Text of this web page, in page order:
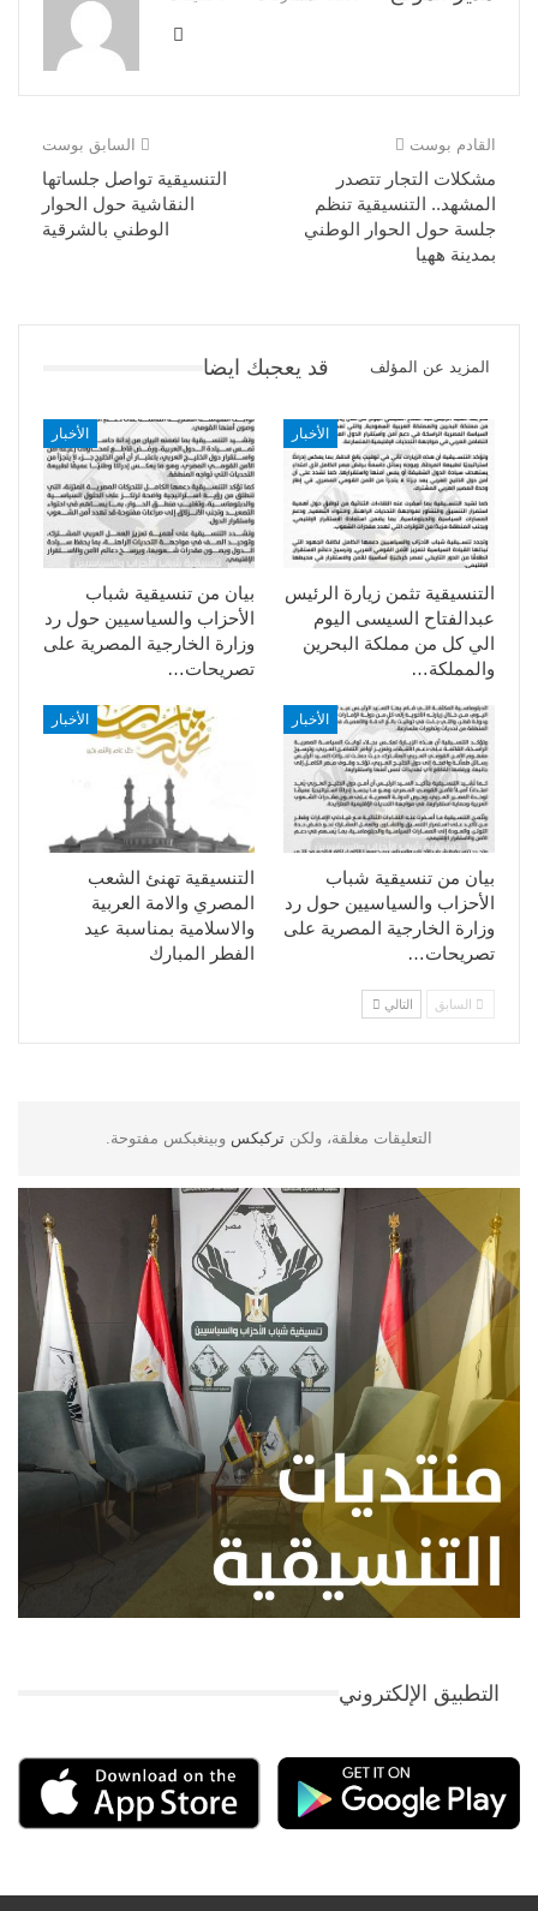
السابق بوست
التنسيقية تواصل جلساتها
النقاشية حول الحوار
الوطني بالشرقية
القادم بوست
مشكلات التجار تتصدر
المشهد.. التنسيقية تنظم
جلسة حول الحوار الوطني
بمدينة ههيا
قد يعجبك ايضا المزيد عن المؤلف
الأخبار
بيان من تنسيقية شباب
الأحزاب والسياسيين حول رد
وزارة الخارجية المصرية على
تصريحات…
الأخبار
التنسيقية تثمن زيارة الرئيس
عبدالفتاح السيسى اليوم
الي كل من مملكة البحرين
والمملكة…
الأخبار
التنسيقية تهنئ الشعب
المصري والامة العربية
والاسلامية بمناسبة عيد
الفطر المبارك
الأخبار
بيان من تنسيقية شباب
الأحزاب والسياسيين حول رد
وزارة الخارجية المصرية على
تصريحات…
السابق التالي
التعليقات مغلقة، ولكن تركبكس وبينغبكس مفتوحة.
التطبيق الإلكتروني